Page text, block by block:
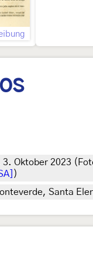
3. Oktober 2023
)
Santa